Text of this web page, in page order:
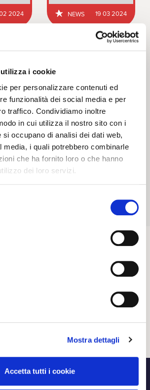
i cookie
per personalizzare contenuti ed
funzionalità dei social media e per
traffico. Condividiamo inoltre
in cui utilizza il nostro sito con i
si occupano di analisi dei dati web,
media, i quali potrebbero combinarle
che ha fornito loro o che hanno
dei loro servizi.
Mostra dettagli
Accetta tutti i cookie
2024 NEWS 19 03 2024
2024